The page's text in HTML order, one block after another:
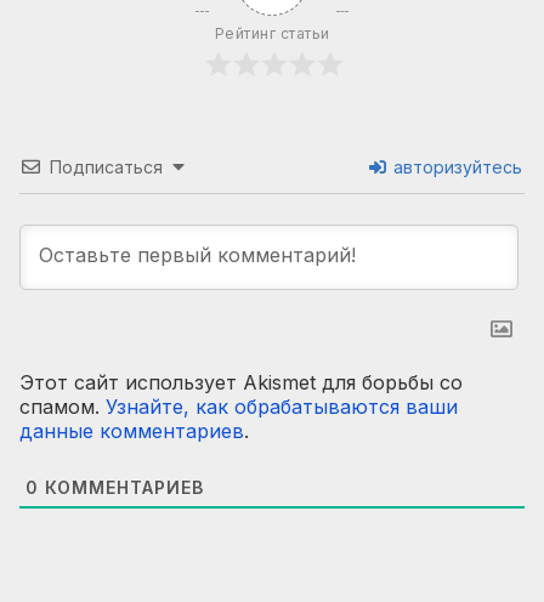
Рейтинг статьи
Подписаться авторизуйтесь
Этот сайт использует Akismet для борьбы со
спамом. Узнайте, как обрабатываются ваши
данные комментариев.
0 КОММЕНТАРИЕВ